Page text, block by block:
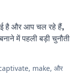
है और आप चल रहे हैं,
में पहली बड़ी चुनौती
make, और